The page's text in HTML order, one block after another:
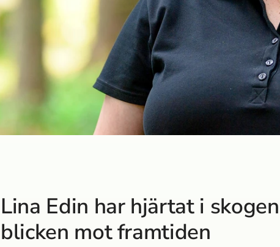
Lina Edin har hjärtat i
blicken mot framtiden